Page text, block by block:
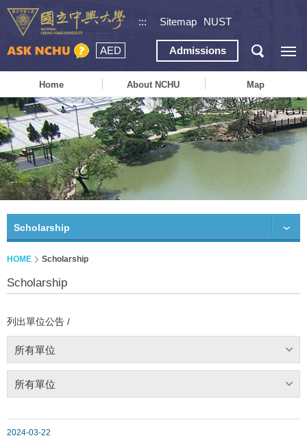
::: Sitemap NUST
AED Admissions
Home About NCHU Map
Scholarship
HOME Scholarship
Scholarship
列出單位公告 /
所有單位
所有單位
2024-03-22